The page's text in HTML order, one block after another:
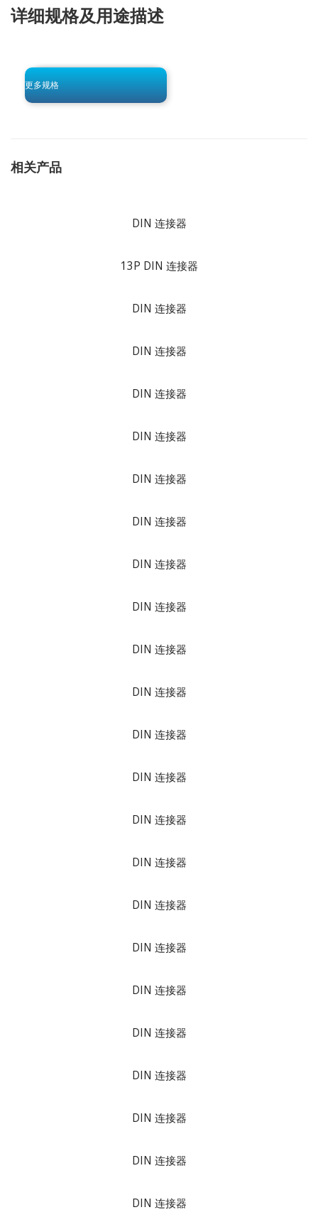
详细规格及用途描述
更多规格
click to begin
-0 KB .pdf
相关产品
DIN 连接器
13P DIN 连接器
DIN 连接器
DIN 连接器
DIN 连接器
DIN 连接器
DIN 连接器
DIN 连接器
DIN 连接器
DIN 连接器
DIN 连接器
DIN 连接器
DIN 连接器
DIN 连接器
DIN 连接器
DIN 连接器
DIN 连接器
DIN 连接器
DIN 连接器
DIN 连接器
DIN 连接器
DIN 连接器
DIN 连接器
DIN 连接器